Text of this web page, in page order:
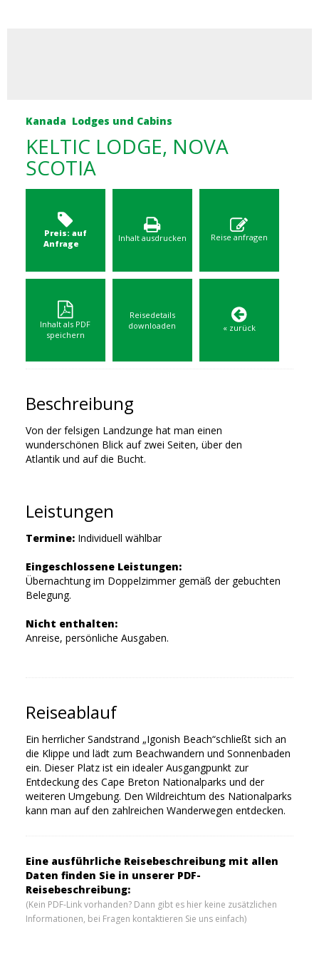
Kanada Lodges und Cabins
KELTIC LODGE, NOVA
SCOTIA
Preis: auf
Anfrage
Inhalt ausdrucken Reise anfragen
Inhalt als PDF
speichern
Reisedetails
downloaden
« zurück
Beschreibung
Von der felsigen Landzunge hat man einen
wunderschönen Blick auf zwei Seiten, über den
Atlantik und auf die Bucht.
Leistungen
Termine:Individuell wählbar
Eingeschlossene Leistungen:
Übernachtung im Doppelzimmer gemäß der gebuchten
Belegung.
Nicht enthalten:
Anreise, persönliche Ausgaben.
Reiseablauf
Ein herrlicher Sandstrand „Igonish Beach“schließt sich an
die Klippe und lädt zum Beachwandern und Sonnenbaden
ein. Dieser Platz ist ein idealer Ausgangpunkt zur
Entdeckung des Cape Breton Nationalparks und der
weiteren Umgebung. Den Wildreichtum des Nationalparks
kann man auf den zahlreichen Wanderwegen entdecken.
Eine ausführliche Reisebeschreibung mit allen
Daten finden Sie in unserer PDF-
Reisebeschreibung:
(Kein PDF-Link vorhanden? Dann gibt es hier keine zusätzlichen
Informationen, bei Fragen kontaktieren Sie uns einfach)